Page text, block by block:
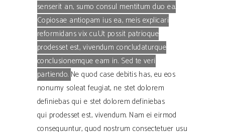
senserit an, sumo consul mentitum duo ea.
Copiosae antiopam ius ea, meis explicari
reformidans vix cu.Ut possit patrioque
prodesset est, vivendum concludaturque
conclusionemque eam in. Sed te veri
partiendo. Ne quod case debitis has, eu eos
nonumy soleat feugiat, ne stet dolorem
definiebas qui e stet dolorem definiebas
qui prodesset est, vivendum. Nam ei eirmod
consequuntur, quod nostrum consectetuer usu